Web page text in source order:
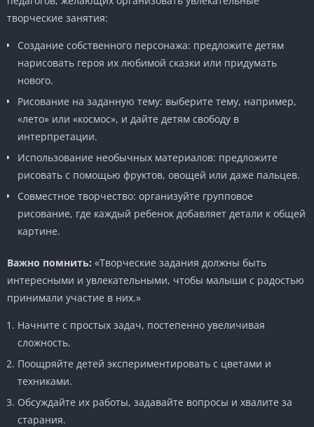
творческие занятия:
Создание собственного персонажа: предложите детям
нарисовать героя их любимой сказки или придумать
нового.
Рисование на заданную тему: выберите тему, например,
«лето» или «космос», и дайте детям свободу в
интерпретации.
Использование необычных материалов: предложите
рисовать с помощью фруктов, овощей или даже пальцев.
Совместное творчество: организуйте групповое
рисование, где каждый ребенок добавляет детали к общей
картине.
Важно помнить: «Творческие задания должны быть
интересными и увлекательными, чтобы малыши с радостью
принимали участие в них.»
Начните с простых задач, постепенно увеличивая
сложность.
Поощряйте детей экспериментировать с цветами и
техниками.
Обсуждайте их работы, задавайте вопросы и хвалите за
старания.